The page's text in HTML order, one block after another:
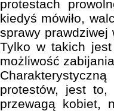
protestach
kiedyś mówiło,
sprawy
Tylko w takich
możliwość
protestów, jest to,
przewagą kobiet,